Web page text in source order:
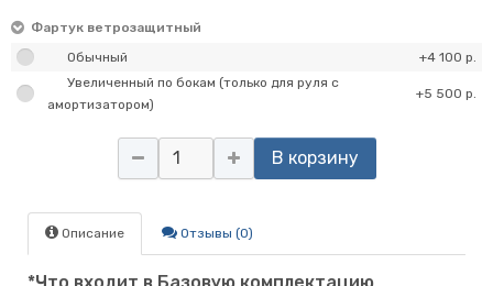
Фартук ветрозащитный
Обычный
+4 100 р.
Увеличенный по бокам (только для руля с
амортизатором)
+5 500 р.
В корзину
Описание Отзывы (0)
*Что входит в Базовую комплектацию